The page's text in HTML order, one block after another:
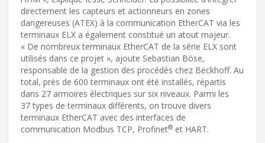
directement les capteurs et actionneurs en zones
dangereuses (ATEX) à la communication EtherCAT via les
terminaux ELX a également constitué un atout majeur.
« De nombreux terminaux EtherCAT de la série ELX sont
utilisés dans ce projet », ajoute Sebastian Böse,
responsable de la gestion des procédés chez Beckhoff. Au
total, près de 600 terminaux ont été installés, répartis
dans 27 armoires électriques sur six niveaux. Parmi les
37 types de terminaux différents, on trouve divers
terminaux EtherCAT avec des interfaces de
communication Modbus TCP, Profinet® et HART.